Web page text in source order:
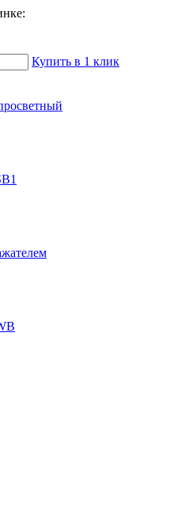
Купить в 1 клик